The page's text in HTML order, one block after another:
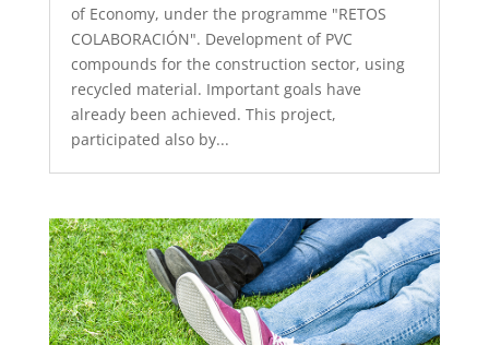
of Economy, under the programme "RETOS
COLABORACIÓN". Development of PVC
compounds for the construction sector, using
recycled material. Important goals have
already been achieved. This project,
participated also by...